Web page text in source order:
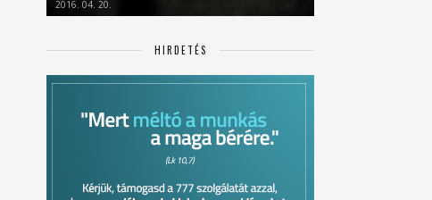
2016. 04. 20.
HIRDETÉS